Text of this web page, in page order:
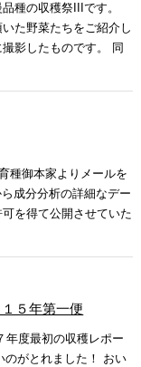
種の収穫祭IIIです。
た野菜たちをご紹介し
影したものです。 同
種御本家よりメールを
成分分析の詳細なデー
を得て公開させていた
５年第一便
年度最初の収穫レポー
がとれました！ おい